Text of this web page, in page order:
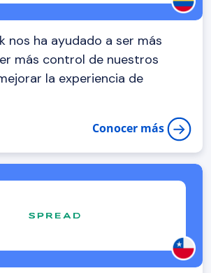
nos ha ayudado a ser más
más control de nuestros
la experiencia de
Conocer más